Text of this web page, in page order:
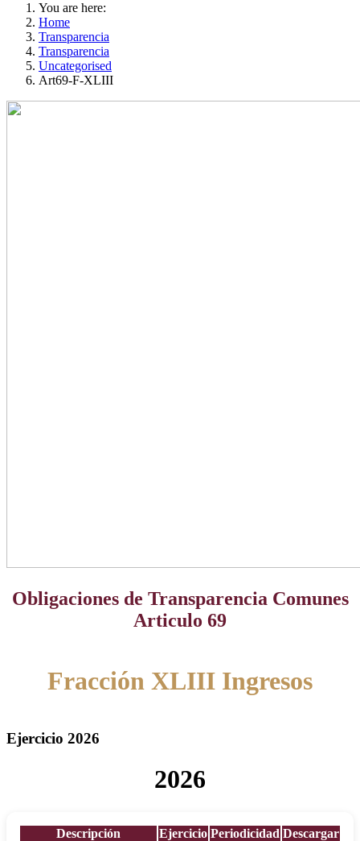
You are here:
Home
Transparencia
Transparencia
Uncategorised
Art69-F-XLIII
Obligaciones de Transparencia Comunes
Articulo 69
Fracción XLIII Ingresos
Ejercicio 2026
2026
Descripción Ejercicio Periodicidad Descargar